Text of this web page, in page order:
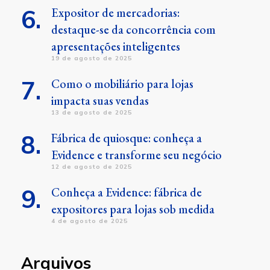
Expositor de mercadorias:
destaque-se da concorrência com
apresentações inteligentes
19 de agosto de 2025
Como o mobiliário para lojas
impacta suas vendas
13 de agosto de 2025
Fábrica de quiosque: conheça a
Evidence e transforme seu negócio
12 de agosto de 2025
Conheça a Evidence: fábrica de
expositores para lojas sob medida
4 de agosto de 2025
Arquivos